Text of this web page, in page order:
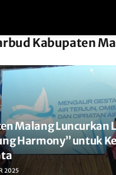
Kabupaten
Malang Luncurkan
Harmony” untuk
2025